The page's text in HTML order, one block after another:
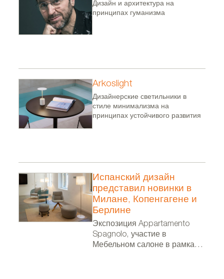
Дизайн и архитектура на
принципах гуманизма
Arkoslight
Дизайнерские светильники в
стиле минимализма на
принципах устойчивого развития
Испанский дизайн
представил новинки в
Милане, Копенгагене и
Берлине
Экспозиция Appartamento
Spagnolo, участие в
Мебельном салоне в рамках